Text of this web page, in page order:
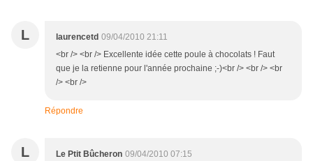
L laurencetd 09/04/2010 21:11
<br /> <br /> Excellente idée cette poule à chocolats ! Faut
que je la retienne pour l'année prochaine ;-)<br /> <br /> <br
/> <br />
Répondre
L Le Ptit Bûcheron 09/04/2010 07:15